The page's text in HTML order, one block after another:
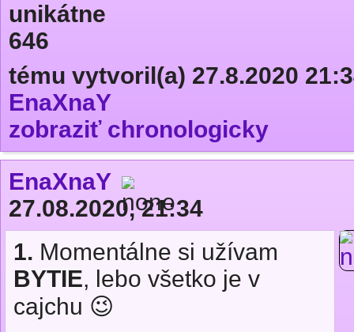
unikátne
646
tému vytvoril(a) 27.8.2020
EnaXnaY
zobraziť chronologicky
EnaXnaY
27.08.2020, 21:34
1. Momentálne si užívam
BYTIE, lebo všetko je v
cajchu 😉